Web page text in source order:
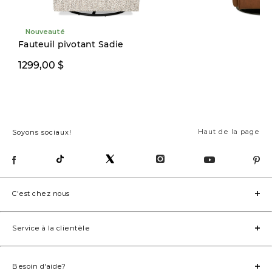
Nouveauté
Fauteuil pivotant Sadie
1299,00 $
Haut de la page
Soyons sociaux!
C'est chez nous
Service à la clientèle
Besoin d'aide?